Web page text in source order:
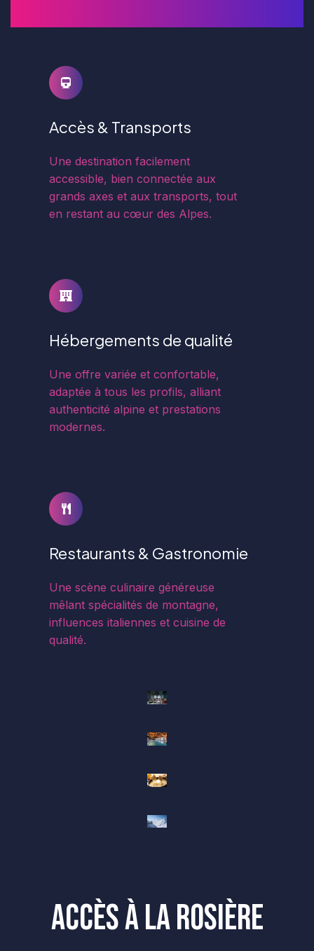
Accès & Transports
Une destination facilement
accessible, bien connectée aux
grands axes et aux transports, tout
en restant au cœur des Alpes.
Hébergements de qualité
Une offre variée et confortable,
adaptée à tous les profils, alliant
authenticité alpine et prestations
modernes.
Restaurants & Gastronomie
Une scène culinaire généreuse
mêlant spécialités de montagne,
influences italiennes et cuisine de
qualité.
Accès à La Rosière